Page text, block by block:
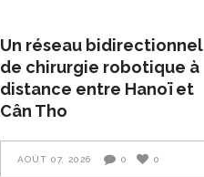
Un réseau bidirectionnel
de chirurgie robotique à
distance entre Hanoï et
Cân Tho
AOÛT 07, 2026 0 0